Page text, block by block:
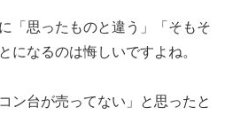
「思ったものと違う」「そもそ
になるのは悔しいですよね。
ン台が売ってない」と思ったと